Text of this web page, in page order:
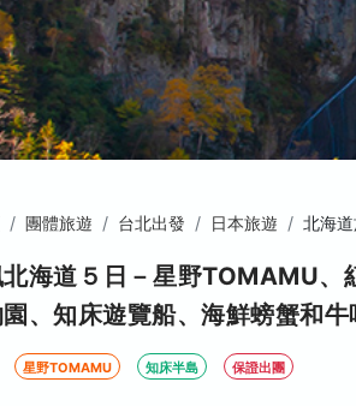
團體旅遊 台北出發 日本旅遊 北海
海道５日－星野TOMAMU、
、知床遊覽船、海鮮螃蟹和牛
星野TOMAMU 知床半島 保證出團